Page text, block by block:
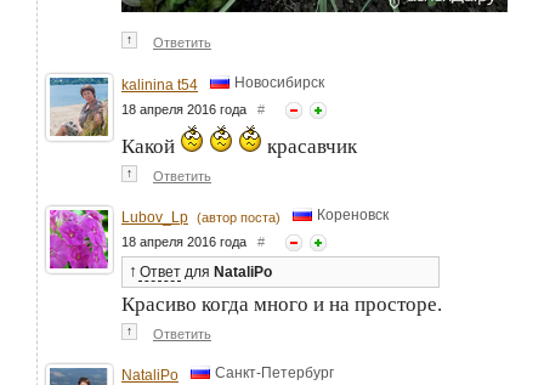
↑ Ответить
kalinina t54 Новосибирск
18 апреля 2016 года #
Какой красавчик
↑ Ответить
Lubov_Lp (автор поста) Кореновск
18 апреля 2016 года #
↑ Ответ для NataliPo
Красиво когда много и на просторе.
↑ Ответить
NataliPo Санкт-Петербург